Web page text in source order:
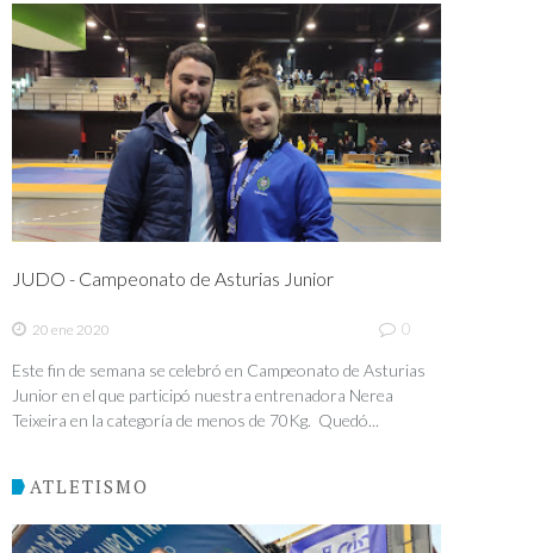
JUDO - Campeonato de Asturias Junior
20 ene 2020 0
Este fin de semana se celebró en Campeonato de Asturias
Junior en el que participó nuestra entrenadora Nerea
Teixeira en la categoría de menos de 70Kg. Quedó...
ATLETISMO